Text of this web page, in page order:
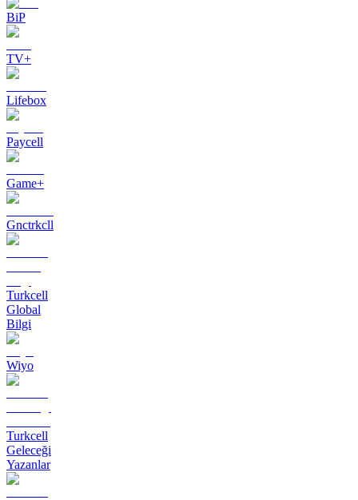
BiP
TV+
Lifebox
Paycell
Game+
Gnctrkcll
Turkcell
Global
Bilgi
Wiyo
Turkcell
Geleceği
Yazanlar